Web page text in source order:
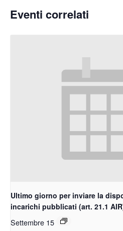
Eventi correlati
Ultimo giorno per inviare la
incarichi pubblicati (art. 21.1
Settembre 15